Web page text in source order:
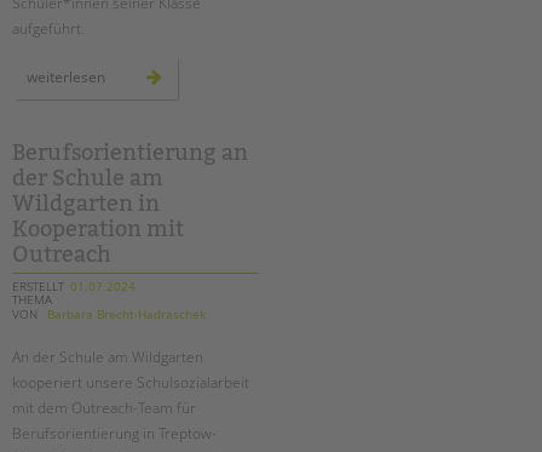
aufgeführt.
weiterlesen
–
ein
schüler-
theaterstück
an
der
wedding-
grundschule
Berufsorientierung an
der Schule am
Wildgarten in
Kooperation mit
Outreach
ERSTELLT 01.07.2024
THEMA
VON
Barbara Brecht-Hadraschek
An der Schule am Wildgarten
kooperiert unsere Schulsozialarbeit
mit dem Outreach-Team für
Berufsorientierung in Treptow-